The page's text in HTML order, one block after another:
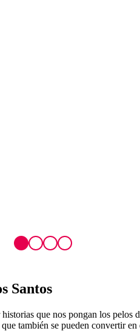
Santos
que nos pongan los
también se pueden convertir